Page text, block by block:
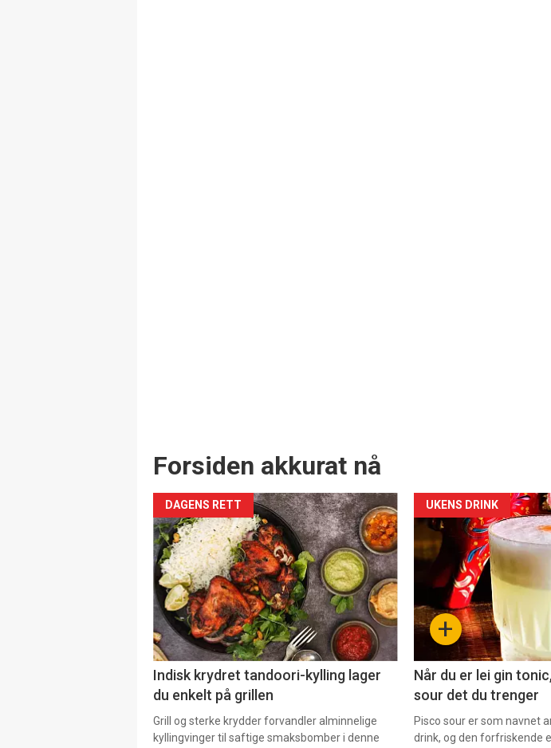
Forsiden akkurat nå
DAGENS RETT
Indisk krydret tandoori-kylling lager
du enkelt på grillen
Grill og sterke krydder forvandler alminnelige
kyllingvinger til saftige smaksbomber i denne
Forsiden
akkurat
nå
-
+
UKENS DRINK
Når du er lei gin
sour det du trenger
Pisco sour er som navnet
drink, og den forfriskende